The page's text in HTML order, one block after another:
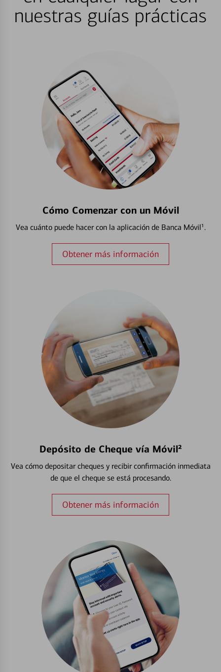
nuestras guías prácticas
Cómo Comenzar con un Móvil
Vea cuánto puede hacer con la aplicación de Banca Móvil¹.
Obtener más información
Depósito de Cheque vía Móvil²
Vea cómo depositar cheques y recibir confirmación inmediata
de que el cheque se está procesando.
Obtener más información